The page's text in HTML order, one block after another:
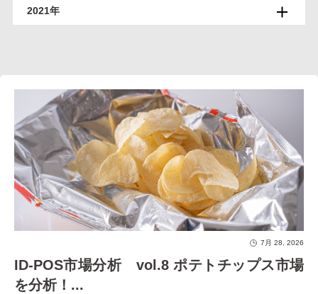
2021年
7月 28, 2026
ID-POS市場分析 vol.8 ポテトチップス市場
を分析！...